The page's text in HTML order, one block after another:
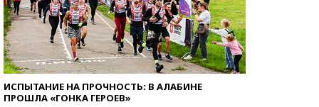
ИСПЫТАНИЕ НА ПРОЧНОСТЬ: В АЛАБИНЕ
ПРОШЛА «ГОНКА ГЕРОЕВ»